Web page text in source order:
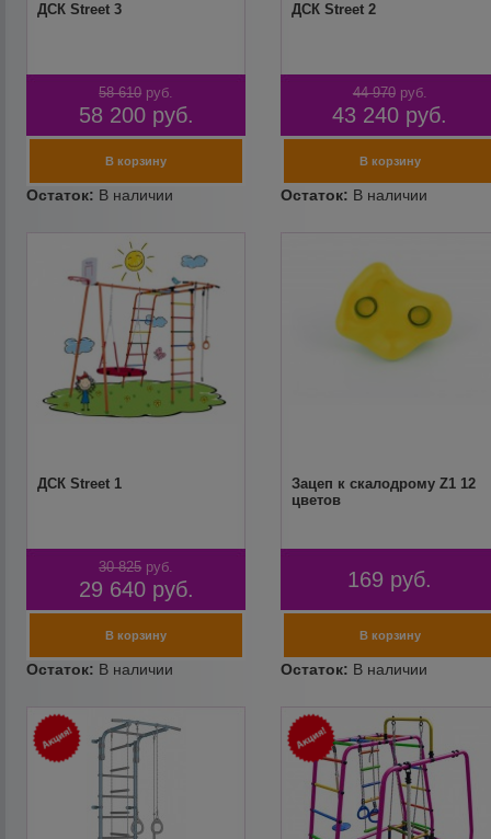
ДСК Street 3
58 610 руб.
58 200 руб.
ДСК Street 2
44 970 руб.
43 240 руб.
ДСК Street 1
30 825 руб.
29 640 руб.
Зацеп к скалодрому Z1 12
цветов
169 руб.